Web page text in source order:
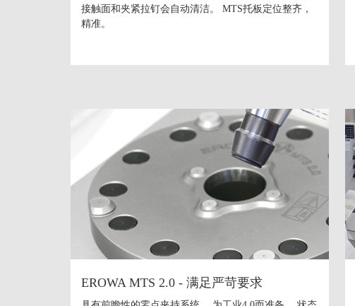
接触面和夹紧拉钉会自动清洁。 MTS托板定位整齐，
精准。
EROWA MTS 2.0 - 满足严苛要求